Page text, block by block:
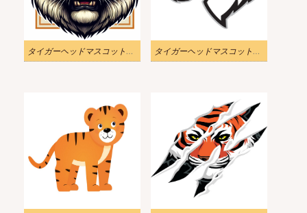
タイガーヘッドマスコットリアルなイラスト タイガーヘッドマスコットイラスト